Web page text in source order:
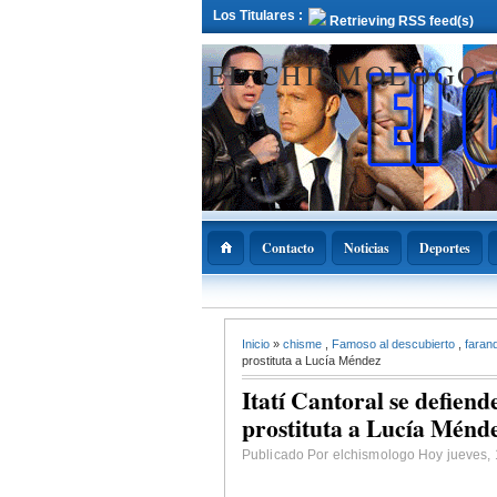
Los Titulares : Retrieving RSS feed(s)
EL
Contacto Noticias Deportes
ADOPAE
11 de diciembre
Bachata
Inicio » chisme Famoso al descubierto
prostituta a Lucía Méndez
Itatí Cantoral se
prostituta a Lucía
Publicado Por elchismologo Hoy jueves,